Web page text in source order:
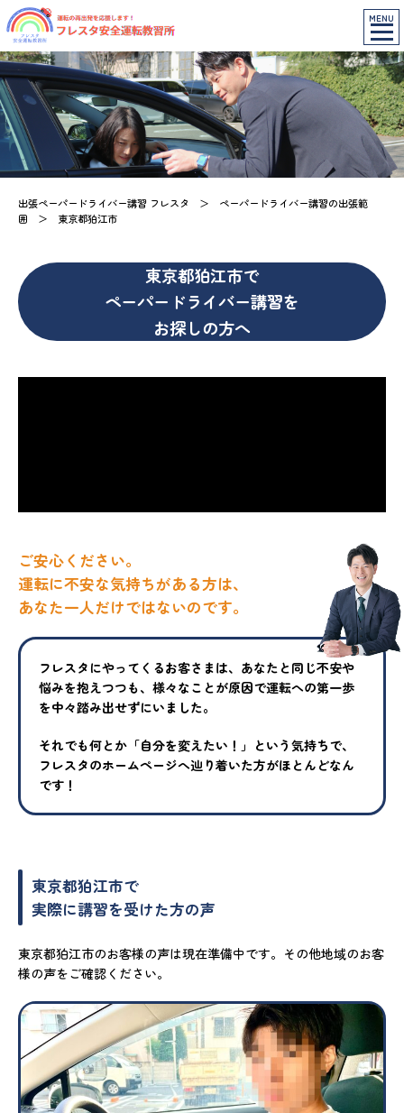
MENU
出張ペーパードライバー講習 フレスタ ＞ ペーパードライバー講習の出張範
囲 ＞ 東京都狛江市
東京都狛江市で
ペーパードライバー講習を
お探しの方へ
ご安心ください。
運転に不安な気持ちがある方は、
あなた一人だけではないのです。
フレスタにやってくるお客さまは、あなたと同じ不安や
悩みを抱えつつも、様々なことが原因で運転への第一歩
を中々踏み出せずにいました。
それでも何とか「自分を変えたい！」という気持ちで、
フレスタのホームページへ辿り着いた方がほとんどなん
です！
東京都狛江市で
実際に講習を受けた方の声
東京都狛江市のお客様の声は現在準備中です。その他地域のお客
様の声をご確認ください。